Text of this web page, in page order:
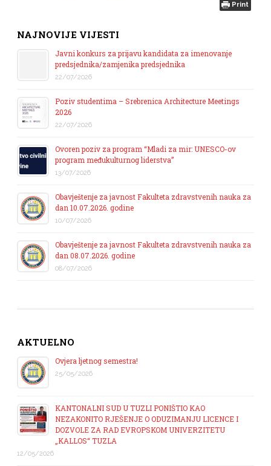
Print
NAJNOVIJE VIJESTI
Javni konkurs za prijavu kandidata za imenovanje
predsjednika/zamjenika predsjednika
22/07/2026
Poziv studentima – Srebrenica Architecture Meetings
2026
22/07/2026
Ovoren poziv za program “Mladi za mir: UNESCO-ov
program međukulturnog liderstva”
13/07/2026
Obavještenje za javnost Fakulteta zdravstvenih nauka za
dan 10.07.2026. godine
10/07/2026
Obavještenje za javnost Fakulteta zdravstvenih nauka za
dan 08.07.2026. godine
08/07/2026
AKTUELNO
Ovjera ljetnog semestra!
25/05/2026
KANTONALNI SUD U TUZLI PONIŠTIO KAO
NEZAKONITO RJEŠENJE O ODUZIMANJU LICENCE I
DOZVOLE ZA RAD EVROPSKOM UNIVERZITETU
„KALLOS“ TUZLA
12/05/2026